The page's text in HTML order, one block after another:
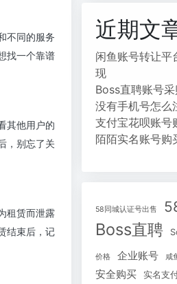
不同的服务
找一个靠谱
其他用户的
，别忘了关
租赁而泄露
结束后，记
近期文
闲鱼账号转让平
现
Boss直聘账号
没有手机号怎么
支付宝花呗账号
陌陌实名账号购
58同城认证号出售
Boss直聘
价格 企业账号 咸
安全购买 实名支